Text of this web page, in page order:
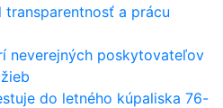
transparentnosť a prácu
neverejných poskytovateľov
do letného kúpaliska 76-